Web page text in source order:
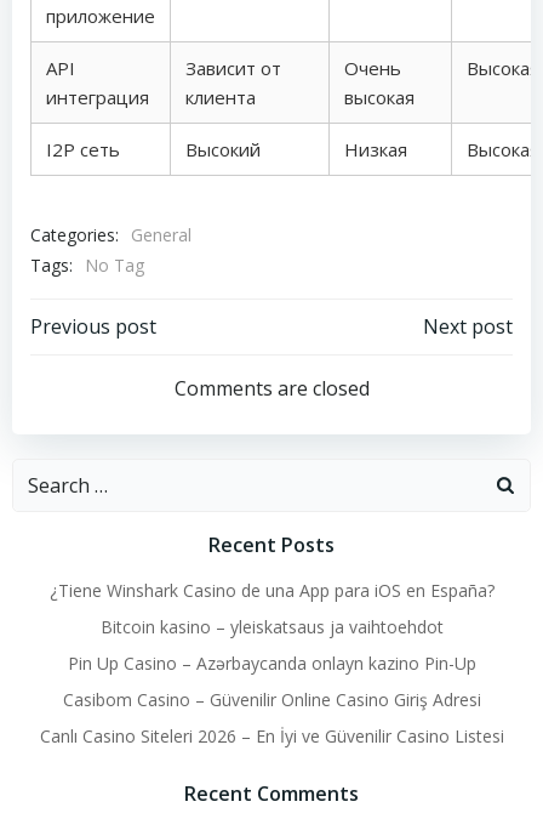
приложение
API
интеграция
Зависит от
клиента
Очень
высокая
Высокая
I2P сеть Высокий Низкая Высокая
Categories:
General
Tags:
No Tag
Post
navigation
Previous post
navigation
Next post
Comments are closed
Search
Recent Posts
¿Tiene Winshark Casino de una App para iOS en España?
Bitcoin kasino – yleiskatsaus ja vaihtoehdot
Pin Up Casino – Azərbaycanda onlayn kazino Pin-Up
Casibom Casino – Güvenilir Online Casino Giriş Adresi
Canlı Casino Siteleri 2026 – En İyi ve Güvenilir Casino Listesi
Recent Comments